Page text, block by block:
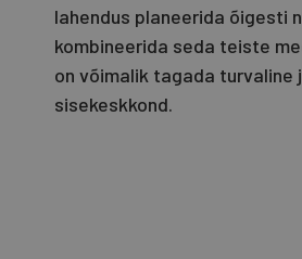
lahendus planeerida õigesti
kombineerida seda teiste
on võimalik tagada turvaline
sisekeskkond.